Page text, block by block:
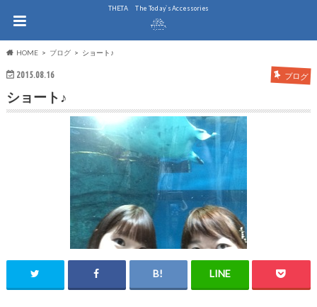
THE.TA The Today`s Accessories
HOME ブログ ショート♪
2015.08.16 ブログ
ショート♪